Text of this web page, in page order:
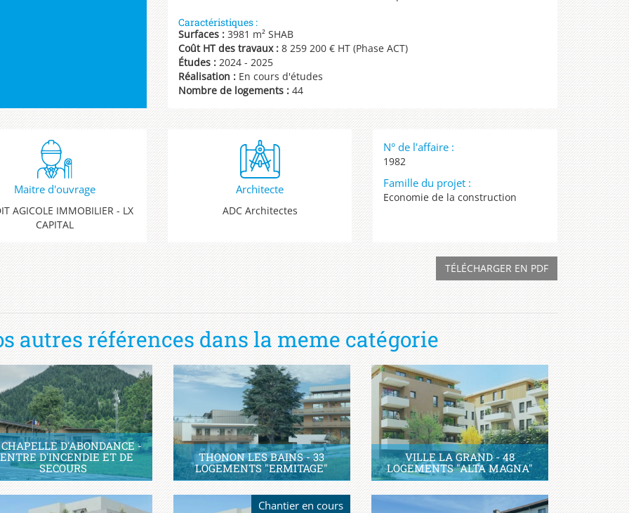
Caractéristiques :
Surfaces :3981 m² SHAB
Coût HT des travaux :8 259 200 € HT (Phase ACT)
Études :2024 - 2025
Réalisation : En cours d'études
Nombre de logements : 44
Maitre d'ouvrage
AGICOLE IMMOBILIER - LX
CAPITAL
Architecte
ADC Architectes
N° de l'affaire :
1982
Famille du projet :
Economie de la construction
TÉLÉCHARGER EN PDF
autres références dans la meme catégorie
D'ABONDANCE -
D'INCENDIE ET DE
SECOURS
THONON LES BAINS - 33
LOGEMENTS "ERMITAGE"
VILLE LA GRAND - 48
LOGEMENTS "ALTA MAGNA"
Chantier en cours